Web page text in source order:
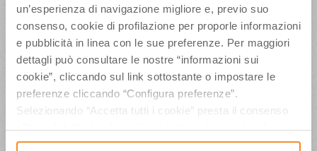
un’esperienza di navigazione migliore e, previo suo
consenso, cookie di profilazione per proporle informazioni
e pubblicità in linea con le sue preferenze. Per maggiori
dettagli può consultare le nostre “informazioni sui
cookie”, cliccando sul link sottostante o impostare le
preferenze cliccando “Configura preferenze”.
Selezionando “Accetta tutti i cookie” presta il consenso
all’uso di tutti i tipi di cookie mentre può revocare il
consenso cliccando su “Usa solo i cookie necessari” e
Polonia salpano con “Cesenatico
in Vela” alla scoperta delle
tradizioni e dell’identità del borgo
marinaro
Dal 2 al 5 maggio Cesenatico accoglierà 6
reporter di rinomate testate internazionali, invitati
la sua tradizione marinara e sportiva con la